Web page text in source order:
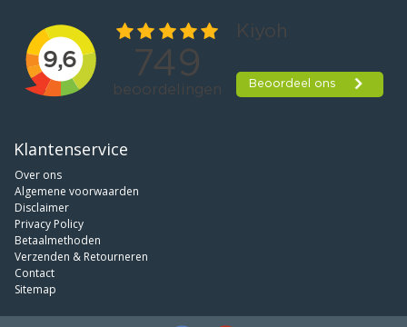
Klantenservice
Over ons
Algemene voorwaarden
Disclaimer
Privacy Policy
Betaalmethoden
Verzenden & Retourneren
Contact
Sitemap